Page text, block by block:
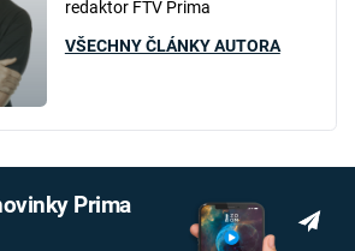
redaktor FTV Prima
VŠECHNY ČLÁNKY AUTORA
Prima